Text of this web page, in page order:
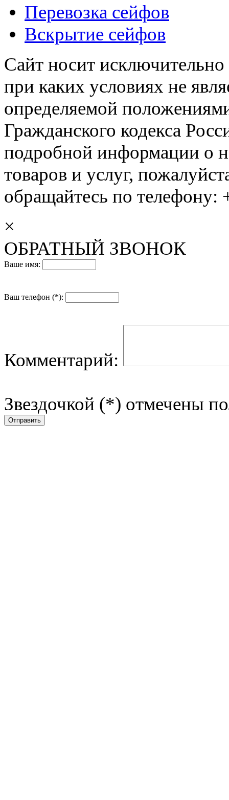
Перевозка сейфов
Вскрытие сейфов
Сайт носит
при каких условиях не
определяемой
Гражданского кодекса
подробной информации о
товаров и услуг,
обращайтесь по
×
ОБРАТНЫЙ ЗВОНОК
Ваше имя:
Ваш телефон (*):
Комментарий:
Звездочкой (*) отмечены